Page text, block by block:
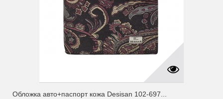
Обложка авто+паспорт кожа Desisan 102-697...